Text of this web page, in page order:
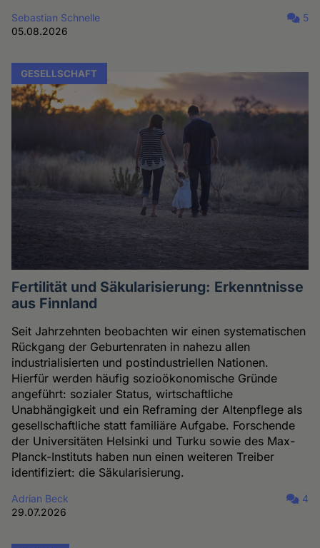
Sebastian Schnelle
05.08.2026
5
GESELLSCHAFT
Fertilität und Säkularisierung: Erkenntnisse
aus Finnland
Seit Jahrzehnten beobachten wir einen systematischen
Rückgang der Geburtenraten in nahezu allen
industrialisierten und postindustriellen Nationen.
Hierfür werden häufig sozioökonomische Gründe
angeführt: sozialer Status, wirtschaftliche
Unabhängigkeit und ein Reframing der Altenpflege als
gesellschaftliche statt familiäre Aufgabe. Forschende
der Universitäten Helsinki und Turku sowie des Max-
Planck-Instituts haben nun einen weiteren Treiber
identifiziert: die Säkularisierung.
Adrian Beck
29.07.2026
4